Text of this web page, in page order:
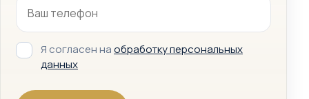
Я согласен наобработку персональных
данных